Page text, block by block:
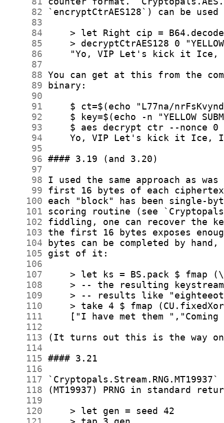
     82
     83
     84
     85
     86
     87
     88
     89
     90
     91
     92
     93
     94
     95
     96
     97
     98
     99
    100
    101
    102
    103
    104
    105
    106
    107
    108
    109
    110
    111
    112
    113
    114
    115
    116
    117
    118
    119
    120